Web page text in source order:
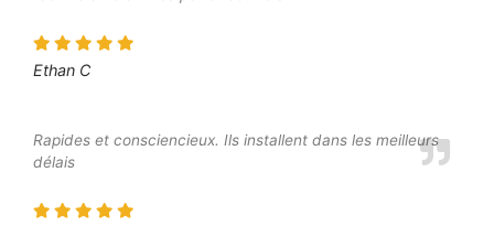
Ethan C
Rapides et consciencieux. Ils installent dans les meilleurs
délais